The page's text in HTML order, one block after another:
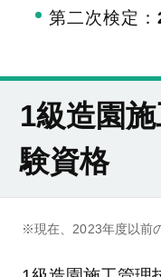
第二次検定：
1級造園
験資格
※現在、2023年度以前